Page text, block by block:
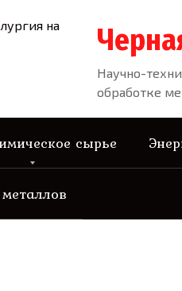
Научно-
обработке
сырье